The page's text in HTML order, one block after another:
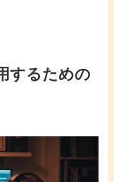
するための